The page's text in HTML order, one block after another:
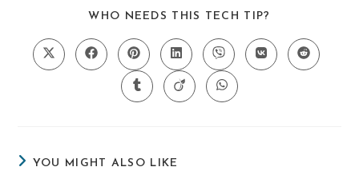
WHO NEEDS THIS TECH TIP?
CONTENT
Opens
in
Opens
in
Opens
in
a
new
window
Opens
in
a
new
window
Opens
in
a
new
window
Opens
in
Opens
in
Opens
in
Opens
in
Opens
in
YOU MIGHT ALSO LIKE